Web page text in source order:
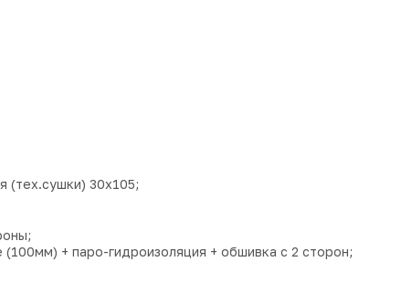
(тех.сушки) 30х105;
+ паро-гидроизоляция + обшивка с 2 сторон;